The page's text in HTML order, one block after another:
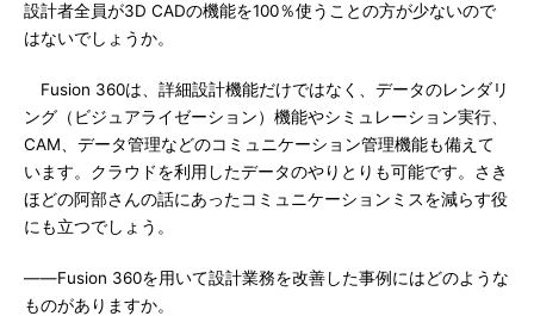
設計者全員が3D CADの機能を100％使うことの方が少ないので
はないでしょうか。
Fusion 360は、詳細設計機能だけではなく、データのレンダリ
ング（ビジュアライゼーション）機能やシミュレーション実行、
CAM、データ管理などのコミュニケーション管理機能も備えて
います。クラウドを利用したデータのやりとりも可能です。さき
ほどの阿部さんの話にあったコミュニケーションミスを減らす役
にも立つでしょう。
――Fusion 360を用いて設計業務を改善した事例にはどのような
ものがありますか。